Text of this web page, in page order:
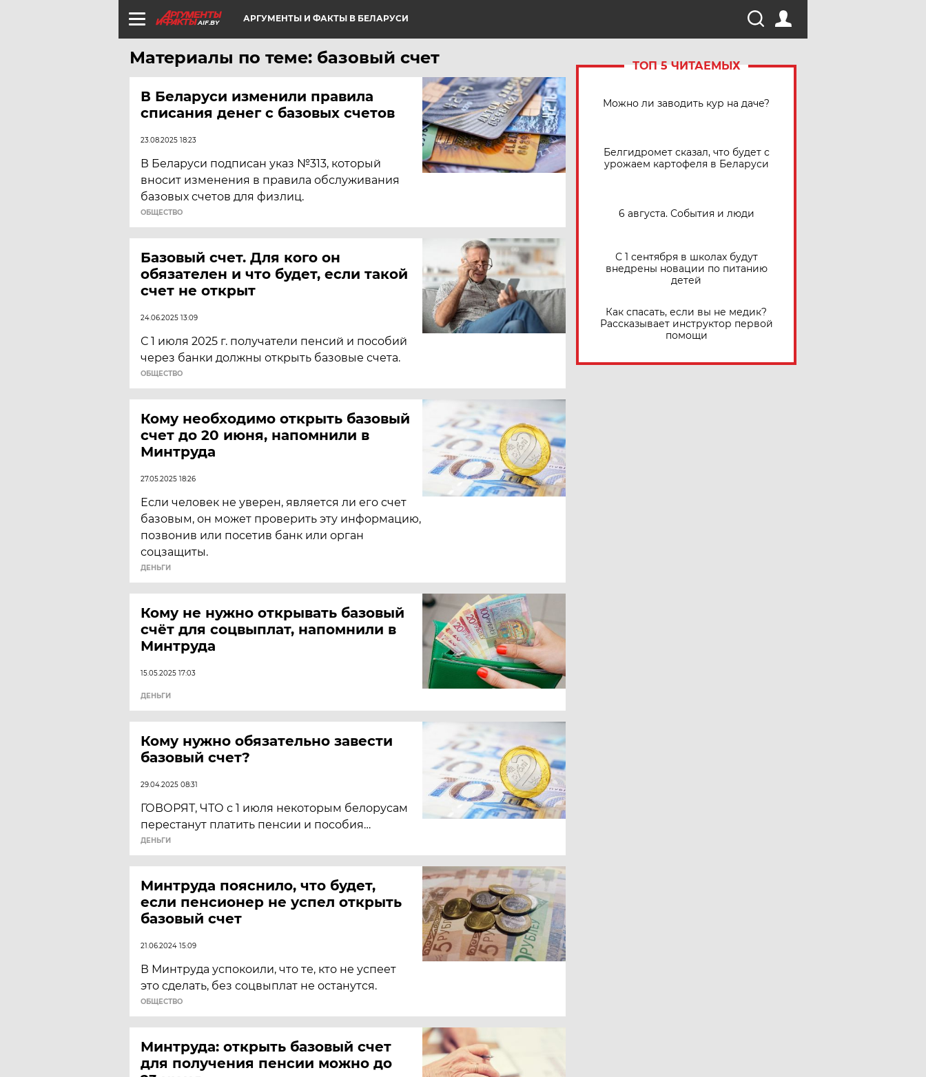
AIF.BY АРГУМЕНТЫ И ФАКТЫ В БЕЛАРУСИ
Материалы по теме: базовый счет
В Беларуси изменили правила
списания денег с базовых счетов
23.08.2025 18:23
В Беларуси подписан указ №313, который
вносит изменения в правила обслуживания
базовых счетов для физлиц.
ОБЩЕСТВО
Базовый счет. Для кого он
обязателен и что будет, если такой
счет не открыт
24.06.2025 13:09
С 1 июля 2025 г. получатели пенсий и пособий
через банки должны открыть базовые счета.
ОБЩЕСТВО
Кому необходимо открыть базовый
счет до 20 июня, напомнили в
Минтруда
27.05.2025 18:26
Если человек не уверен, является ли его счет
базовым, он может проверить эту информацию,
позвонив или посетив банк или орган
соцзащиты.
ДЕНЬГИ
Кому не нужно открывать базовый
счёт для соцвыплат, напомнили в
Минтруда
15.05.2025 17:03
ДЕНЬГИ
Кому нужно обязательно завести
базовый счет?
29.04.2025 08:31
ГОВОРЯТ, ЧТО с 1 июля некоторым белорусам
перестанут платить пенсии и пособия…
ДЕНЬГИ
Минтруда пояснило, что будет,
если пенсионер не успел открыть
базовый счет
21.06.2024 15:09
В Минтруда успокоили, что те, кто не успеет
это сделать, без соцвыплат не останутся.
ОБЩЕСТВО
Минтруда: открыть базовый счет
для получения пенсии можно до
ТОП 5 ЧИТАЕМЫХ
Можно ли заводить кур на даче?
Белгидромет сказал, что будет с
урожаем картофеля в Беларуси
6 августа. События и люди
С 1 сентября в школах будут
внедрены новации по питанию
детей
Как спасать, если вы не медик?
Рассказывает инструктор первой
помощи